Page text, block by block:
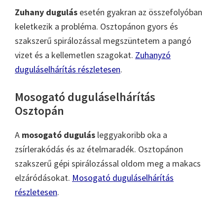
Zuhany dugulás esetén gyakran az összefolyóban
keletkezik a probléma. Osztopánon gyors és
szakszerű spirálozással megszüntetem a pangó
vizet és a kellemetlen szagokat. Zuhanyzó
duguláselhárítás részletesen.
Mosogató duguláselhárítás
Osztopán
A mosogató dugulás leggyakoribb oka a
zsírlerakódás és az ételmaradék. Osztopánon
szakszerű gépi spirálozással oldom meg a makacs
elzáródásokat. Mosogató duguláselhárítás
részletesen.